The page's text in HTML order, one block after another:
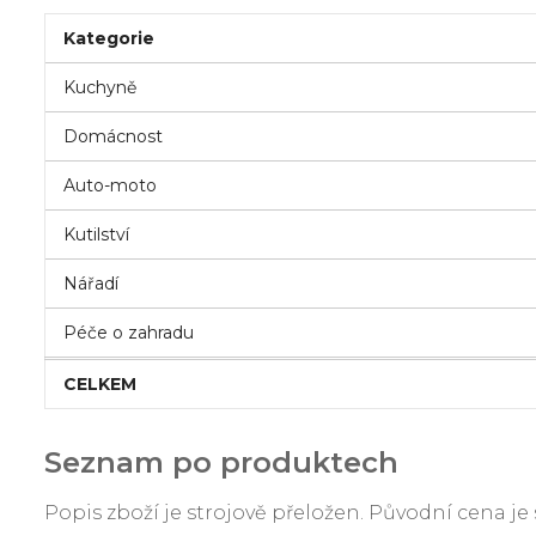
Kategorie
Kuchyně
Domácnost
Auto-moto
Kutilství
Nářadí
Péče o zahradu
CELKEM
Seznam po produktech
Popis zboží je strojově přeložen. Původní cena